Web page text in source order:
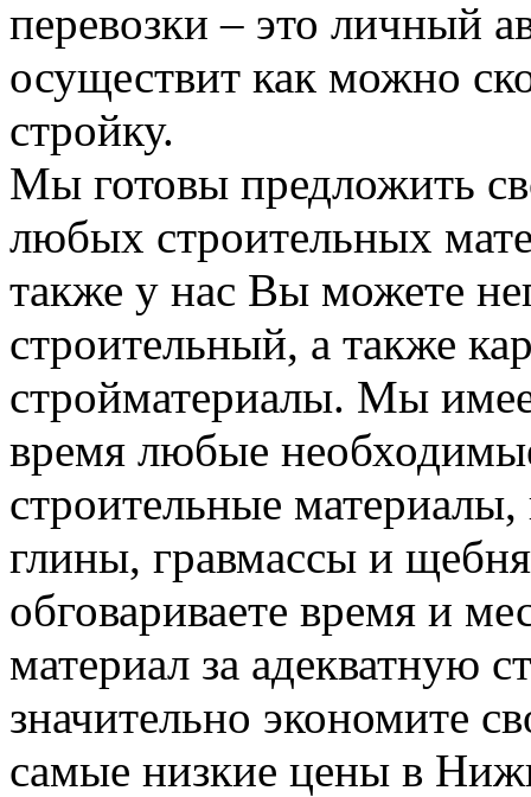
перевозки – это личный
осуществит как можно
стройку.
Мы готовы предложить
любых строительных
также у нас Вы можете
строительный, а также
стройматериалы. Мы
время любые
строительные материалы,
глины, гравмассы и
обговариваете время и
материал за адекватную
значительно экономите
самые низкие цены в